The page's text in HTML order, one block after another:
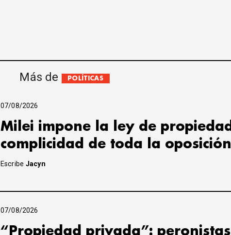
Más de POLÍTICAS
07/08/2026
Milei impone la ley de
complicidad de toda la oposición
EscribeJacyn
07/08/2026
“Propiedad privada”: